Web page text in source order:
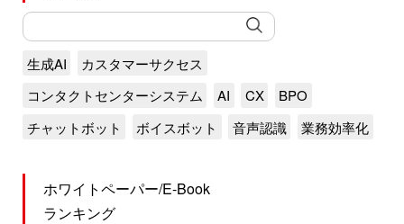
生成AI
カスタマーサクセス
コンタクトセンターシステム
AI CX
BPO
チャットボット
ボイスボット 音声認識 業務効率化
ホワイトペーパー/E-Book
ランキング